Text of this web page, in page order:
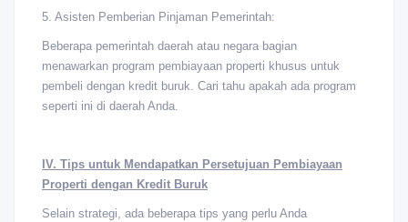
5. Asisten Pemberian Pinjaman Pemerintah:
Beberapa pemerintah daerah atau negara bagian
menawarkan program pembiayaan properti khusus untuk
pembeli dengan kredit buruk. Cari tahu apakah ada program
seperti ini di daerah Anda.
IV. Tips untuk Mendapatkan Persetujuan Pembiayaan
Properti dengan Kredit Buruk
Selain strategi, ada beberapa tips yang perlu Anda